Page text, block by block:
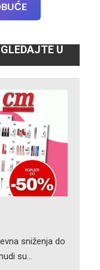
U
sniženja do
su…